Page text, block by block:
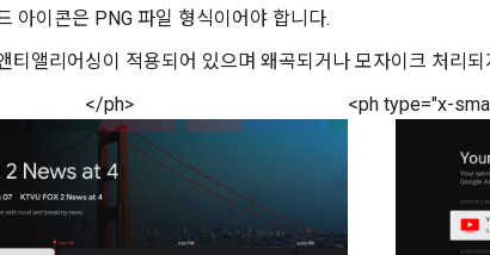
아이콘은 PNG 파일 형식이어야 합니다.
티앨리어싱이 적용되어 있으며 왜곡되거나 모자이크 처리
<ph type="x-
</ph>